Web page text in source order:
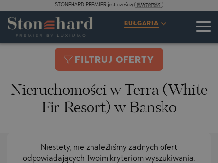
STONEHARD PREMIER jest częścią
BUŁGARIA
FILTRUJ OFERTY
Nieruchomości w Terra (White
Fir Resort) w Bansko
Niestety, nie znaleźliśmy żadnych ofert
odpowiadających Twoim kryteriom wyszukiwania.